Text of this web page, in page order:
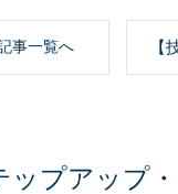
事一覧へ
ップアップ